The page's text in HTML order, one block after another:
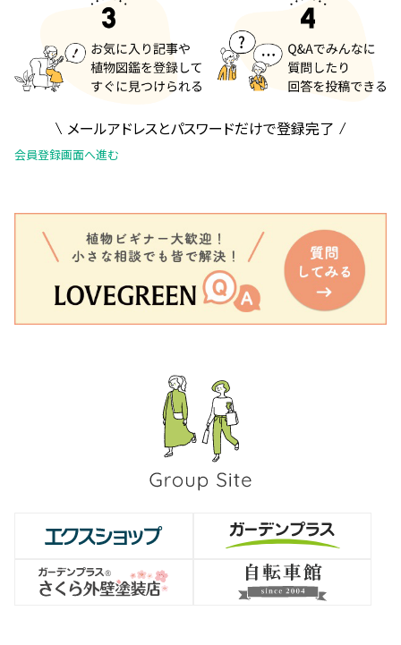
メールアドレスとパスワードだけで登録完了
会員登録画面へ進む